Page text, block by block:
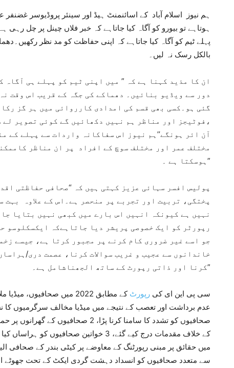
ہم نیوز اسلام آباد کے اسائنمنٹ ہیڈ اور سینئر پروڈیوسر
ہوتاہے تو بیورو کو آگاہ کیا جاتاہے کہ خبر فلاں چینل پر چل
پہلے ٹیم کو آگاہ کیا جاتاہے کہ اپنی حفاظت کو مد نظر
بالکل رسک نہ لیں۔
ان کا مذید کہنا ہے کہ ” میں اپنی ٹیم کو پہلے ہی
دور سے ویڈیو بنائیں۔ دھماکے کی جگہ کے قریب اس وقت
گئی ہو۔کسی بھی قسم کی امدادی کارروائی میں ہر گز
،فوٹیجز اور مناظر ہم نہیں دکھائیں گے کوئی تصویر
آن ائر ہونگے’’ہم نیوز اس سفاکانہ واردات سے پہلے کے
مختلف عمر اور مختلف سوچ کے افراد پر ان مناظر
ہوسکتا ہے ۔”
پولیس افسر سہائی عزیز کہتی ہیں کہ “صحافی حفاظتی
پختگی، تربیت اور تجربے پر منحصر ہے۔اس کے علاوہ بہت
نہیں ہے کیونکہ انہیں اس بارے میں کبھی نہیں بتایا
رپورٹر کو ایک خصوصی پریشر دیا جاتاہےکہ ایکسکلوسو
جو اسے غیر ضروری کام کرنے پر مجبور کرتا ہے، جیسے
خاندانوں سے عجیب و غریب سوالات کرنا، عصمت دری/
کرنا اور ذاتی رپورٹ کے ساتھ الجھناشامل ہے۔”
سی پی این ای کی رپورٹ
کے مطابق 2022 میں
کے خلاف مقدمات درج کیے گئے، 3 خواتین
میں حقائق پر مبنی رپورٹنگ کے معاوضے پر کیٹی بندر کے
سے متعدد صحافیوں کو انسداد دہشت گردی ایکٹ کے تحت جھوٹے